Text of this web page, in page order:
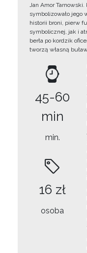
Jan Amor Tarnowski.
symbolizowało jego
historii broni, pierw
symbolicznej, jak i
berła po kordzik
tworzą własną
45-60
min
min.
16 zł
osoba